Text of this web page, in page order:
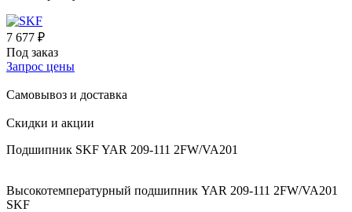
7 677 ₽
Под заказ
Запрос цены
Самовывоз и доставка
Скидки и акции
Подшипник SKF YAR 209-111 2FW/VA201
Высокотемпературный подшипник YAR 209-111 2FW/VA201
SKF